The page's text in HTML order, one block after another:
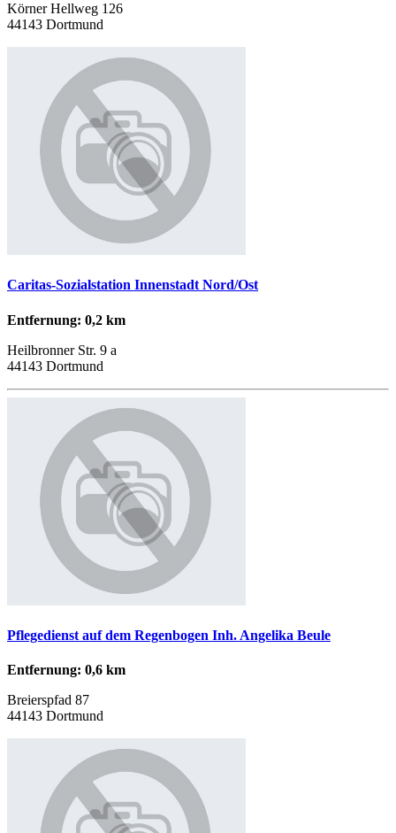
Körner Hellweg 126
44143 Dortmund
Caritas-Sozialstation Innenstadt Nord/Ost
Entfernung: 0,2 km
Heilbronner Str. 9 a
44143 Dortmund
Pflegedienst auf dem Regenbogen Inh. Angelika Beule
Entfernung: 0,6 km
Breierspfad 87
44143 Dortmund